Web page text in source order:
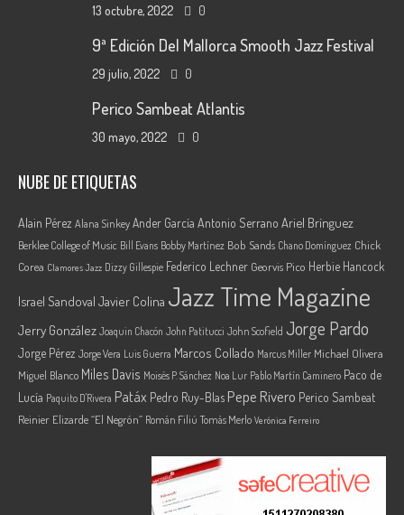
13 octubre, 2022 0
9ª Edición Del Mallorca Smooth Jazz Festival
29 julio, 2022 0
Perico Sambeat Atlantis
30 mayo, 2022 0
NUBE DE ETIQUETAS
Alain Pérez Alana SinkeyAnder García Antonio Serrano Ariel Brínguez
Berklee College of Music Bill Evans Bobby Martínez Bob Sands Chano Domínguez Chick
Corea Clamores Jazz Dizzy Gillespie Federico Lechner Georvis Pico Herbie Hancock
Israel Sandoval Javier Colina Jazz Time Magazine
Jerry González Joaquin Chacón John Patitucci John Scofield Jorge Pardo
Jorge Pérez Jorge Vera Luis Guerra Marcos Collado Marcus Miller Michael Olivera
Miguel Blanco Miles Davis Moisés P. Sánchez Noa Lur Pablo Martín Caminero Paco de
Lucía Paquito D'Rivera Patáx Pedro Ruy-Blas Pepe Rivero Perico Sambeat
Reinier Elizarde “El Negrón” Román Filiú Tomás Merlo Verónica Ferreiro